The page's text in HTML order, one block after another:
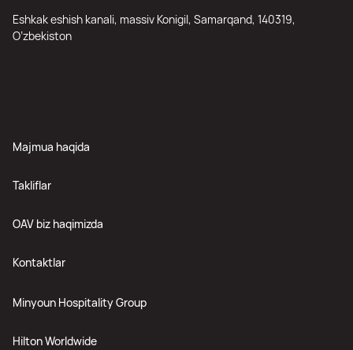
Majmua haqida
Takliflar
OAV biz haqimizda
Kontaktlar
Minyoun Hospitality Group
Hilton Worldwide
Eshkak eshish kanali, massiv Konigil, Samarqand, 140319,
O’zbekiston